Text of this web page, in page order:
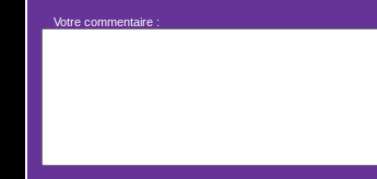
Votre commentaire :